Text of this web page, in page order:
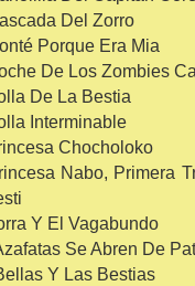
Del Zorro
Porque Era Mia
De Los Zombies
De La Bestia
Interminable
Chocholoko
Nabo, Primera
Y El Vagabundo
Se Abren De
Y Las Bestias